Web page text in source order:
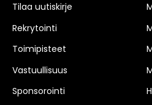
Tilaa uutiskirje
Rekrytointi
Toimipisteet
Vastuullisuus
Sponsorointi